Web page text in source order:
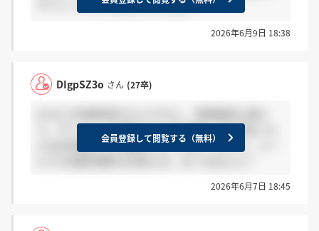
サイレントとかあるんですかね?
2026年6月9日 18:38
DIgpSZ3o さん (27卒)
て。サイレントで落ちたから本選考。6月中旬ごろ
には合否関わらず連絡するって言ってたけど、メー
会員登録して閲覧する（無料）
2026年6月7日 18:45